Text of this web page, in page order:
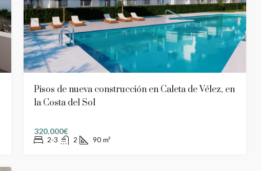
Pisos de nueva construcción en Caleta de Vélez, en
la Costa del Sol
320.000€
2-3 2 90 m²